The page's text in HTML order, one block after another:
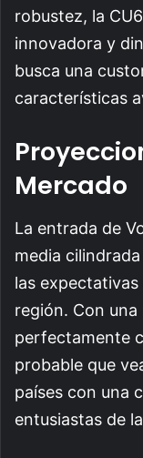
robustez, la
innovadora y
busca una
características
Mercado
La entrada de
media
las
región. Con
perfectamente
probable que
países con una
entusiastas de